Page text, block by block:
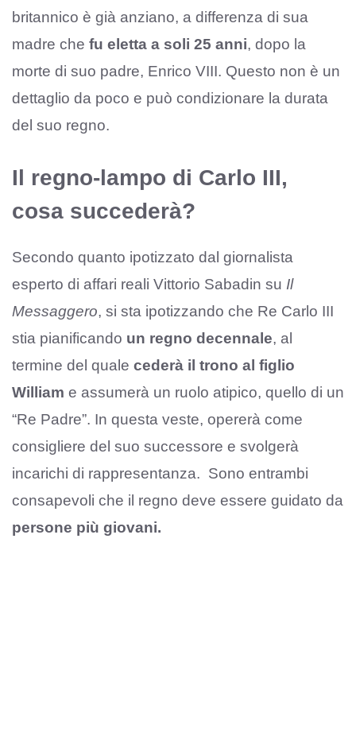
britannico è già anziano, a differenza di sua
madre che fu eletta a soli 25 anni, dopo la
morte di suo padre, Enrico VIII. Questo non è un
dettaglio da poco e può condizionare la durata
del suo regno.
Il regno-lampo di Carlo III,
cosa succederà?
Secondo quanto ipotizzato dal giornalista
esperto di affari reali Vittorio Sabadin su Il
Messaggero, si sta ipotizzando che Re Carlo III
stia pianificando un regno decennale, al
termine del quale cederà il trono al figlio
William e assumerà un ruolo atipico, quello di un
“Re Padre”. In questa veste, opererà come
consigliere del suo successore e svolgerà
incarichi di rappresentanza. Sono entrambi
consapevoli che il regno deve essere guidato da
persone più giovani.